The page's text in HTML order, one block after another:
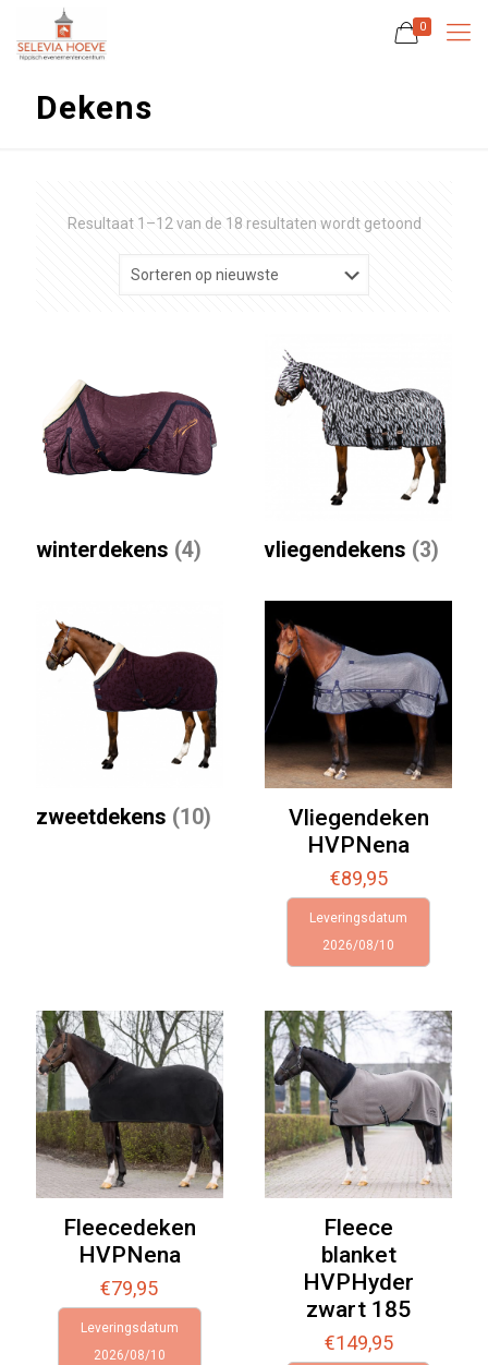
0
Dekens
Resultaat 1–12 van de 18 resultaten wordt getoond
winterdekens (4) vliegendekens (3)
zweetdekens (10)
Vliegendeken
HVPNena
€89,95
Leveringsdatum
2026/08/10
Fleecedeken
HVPNena
€79,95
Leveringsdatum
2026/08/10
Fleece
blanket
HVPHyder
zwart 185
€149,95